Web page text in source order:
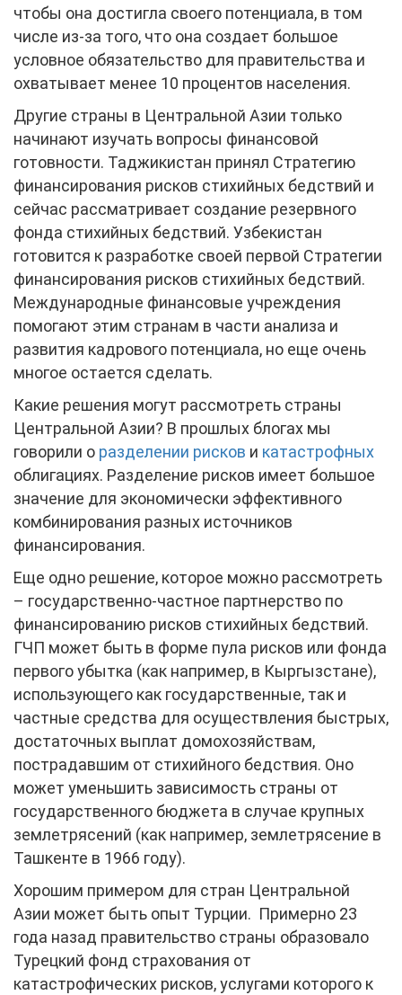
чтобы она достигла своего потенциала, в том
числе из-за того, что она создает большое
условное обязательство для правительства и
охватывает менее 10 процентов населения.
Другие страны в Центральной Азии только
начинают изучать вопросы финансовой
готовности. Таджикистан принял Стратегию
финансирования рисков стихийных бедствий и
сейчас рассматривает создание резервного
фонда стихийных бедствий. Узбекистан
готовится к разработке своей первой Стратегии
финансирования рисков стихийных бедствий.
Международные финансовые учреждения
помогают этим странам в части анализа и
развития кадрового потенциала, но еще очень
многое остается сделать.
Какие решения могут рассмотреть страны
Центральной Азии? В прошлых блогах мы
говорили о разделении рисков и катастрофных
облигациях. Разделение рисков имеет большое
значение для экономически эффективного
комбинирования разных источников
финансирования.
Еще одно решение, которое можно рассмотреть
– государственно-частное партнерство по
финансированию рисков стихийных бедствий.
ГЧП может быть в форме пула рисков или фонда
первого убытка (как например, в Кыргызстане),
использующего как государственные, так и
частные средства для осуществления быстрых,
достаточных выплат домохозяйствам,
пострадавшим от стихийного бедствия. Оно
может уменьшить зависимость страны от
государственного бюджета в случае крупных
землетрясений (как например, землетрясение в
Ташкенте в 1966 году).
Хорошим примером для стран Центральной
Азии может быть опыт Турции. Примерно 23
года назад правительство страны образовало
Турецкий фонд страхования от
катастрофических рисков, услугами которого к